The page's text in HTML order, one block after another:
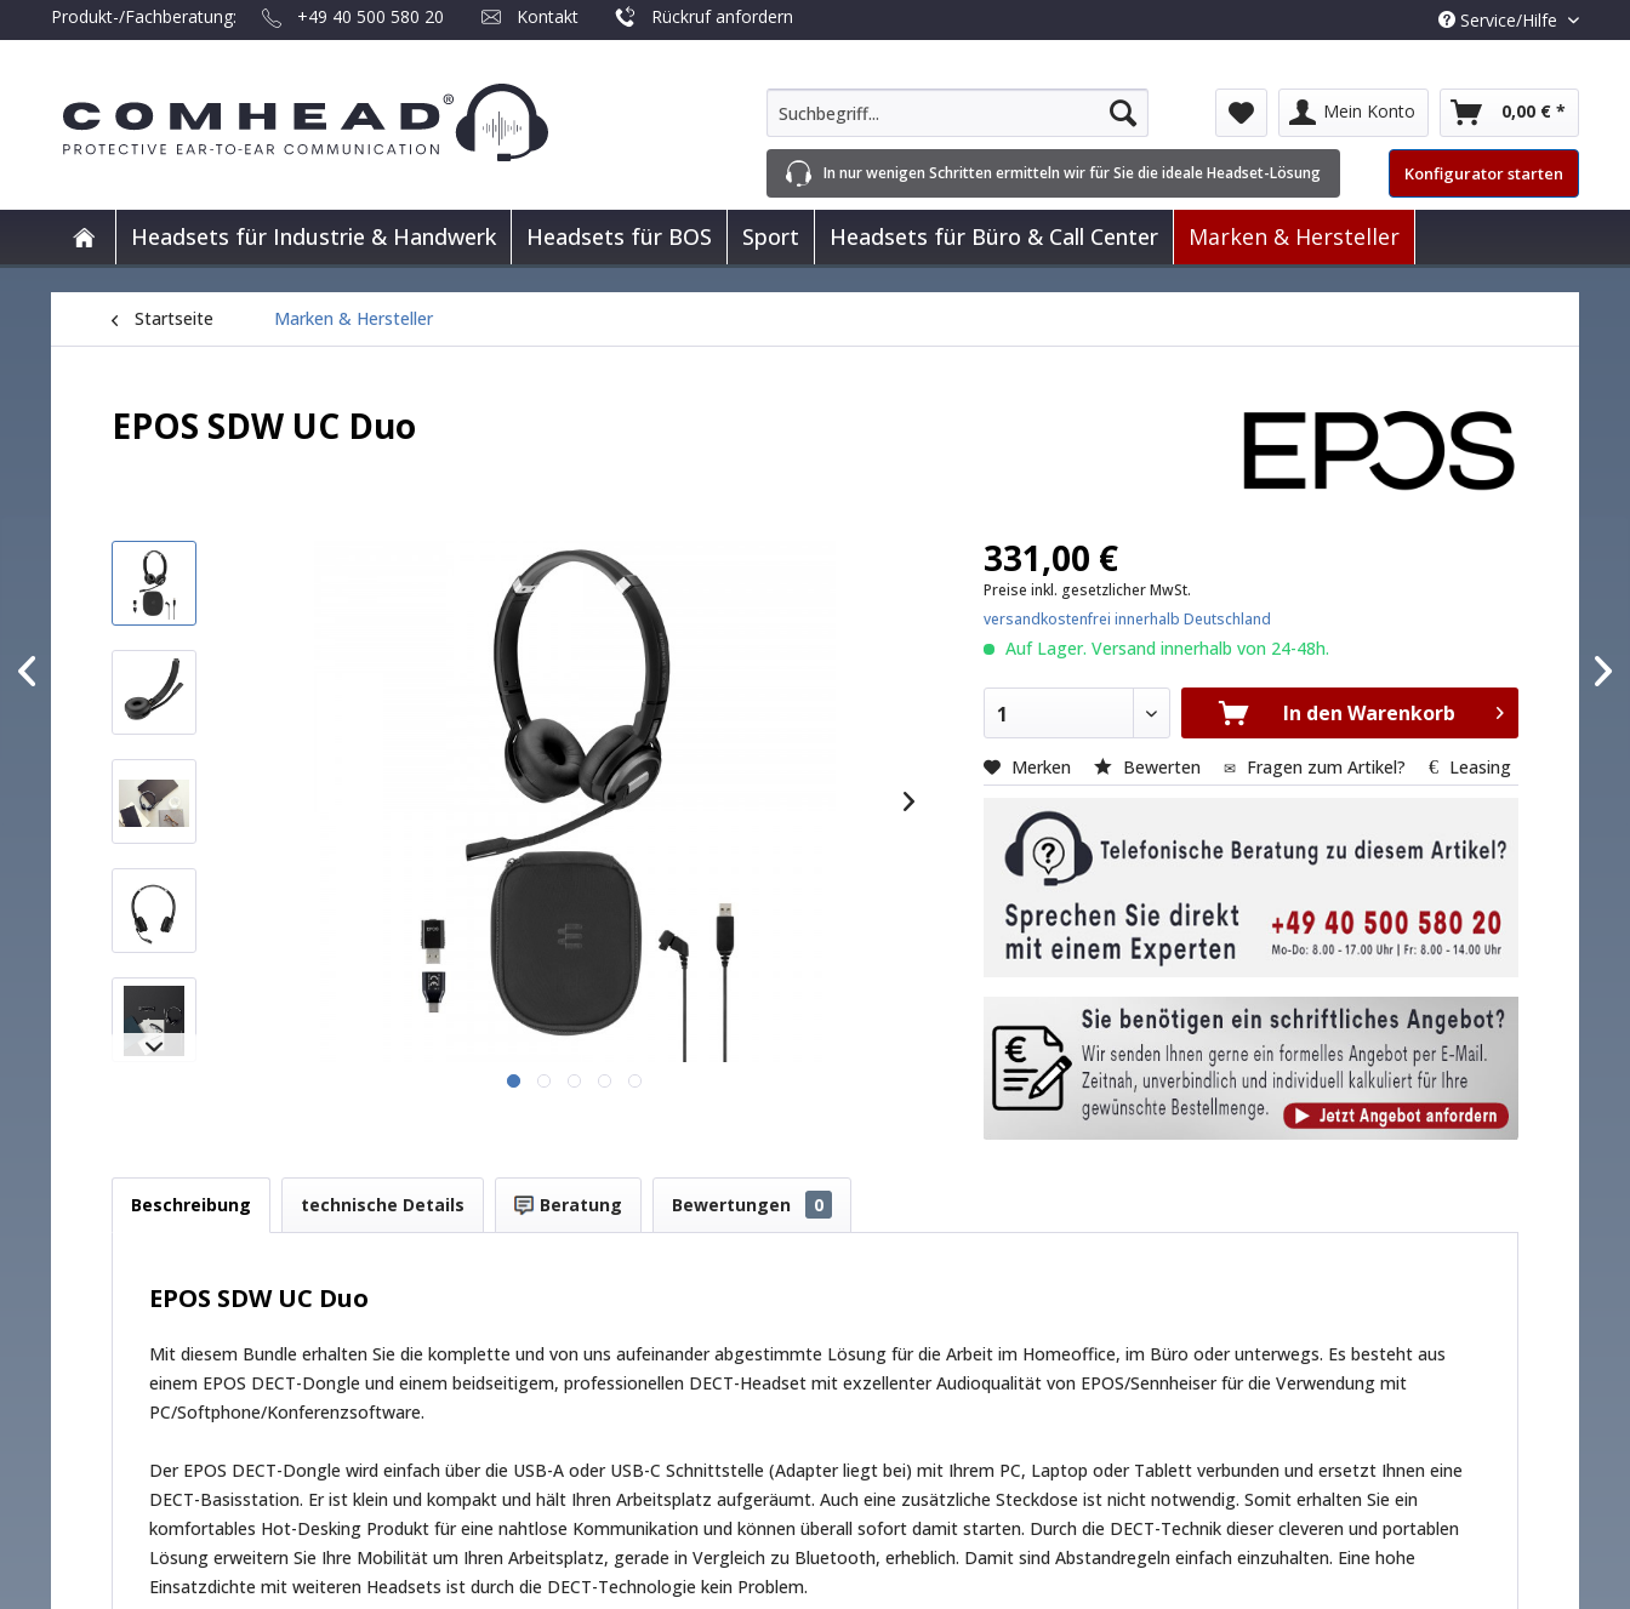
Produkt-/Fachberatung: +49 40 500 580 20 Kontakt Rückruf anfordern Service/Hilfe
Mein Konto 0,00 € *
In nur wenigen Schritten ermitteln wir für Sie die ideale Headset-Lösung Konfigurator starten
Headsets für Industrie & Handwerk Headsets für BOS Sport Headsets für Büro & Call Center Marken & Hersteller
Startseite Marken & Hersteller
EPOS SDW UC Duo
331,00 €
Preise inkl. gesetzlicher MwSt.
versandkostenfrei innerhalb Deutschland
Auf Lager. Versand innerhalb von 24-48h.
1 In den Warenkorb
Merken Bewerten Fragen zum Artikel? Leasing
Beschreibung technische Details Beratung Bewertungen 0
EPOS SDW UC Duo
Mit diesem Bundle erhalten Sie die komplette und von uns aufeinander abgestimmte Lösung für die Arbeit im Homeoffice, im Büro oder unterwegs. Es besteht aus
einem EPOS DECT-Dongle und einem beidseitigem, professionellen DECT-Headset mit exzellenter Audioqualität von EPOS/Sennheiser für die Verwendung mit
PC/Softphone/Konferenzsoftware.
Der EPOS DECT-Dongle wird einfach über die USB-A oder USB-C Schnittstelle (Adapter liegt bei) mit Ihrem PC, Laptop oder Tablett verbunden und ersetzt Ihnen eine
DECT-Basisstation. Er ist klein und kompakt und hält Ihren Arbeitsplatz aufgeräumt. Auch eine zusätzliche Steckdose ist nicht notwendig. Somit erhalten Sie ein
komfortables Hot-Desking Produkt für eine nahtlose Kommunikation und können überall sofort damit starten. Durch die DECT-Technik dieser cleveren und portablen
Lösung erweitern Sie Ihre Mobilität um Ihren Arbeitsplatz, gerade in Vergleich zu Bluetooth, erheblich. Damit sind Abstandregeln einfach einzuhalten. Eine hohe
Einsatzdichte mit weiteren Headsets ist durch die DECT-Technologie kein Problem.